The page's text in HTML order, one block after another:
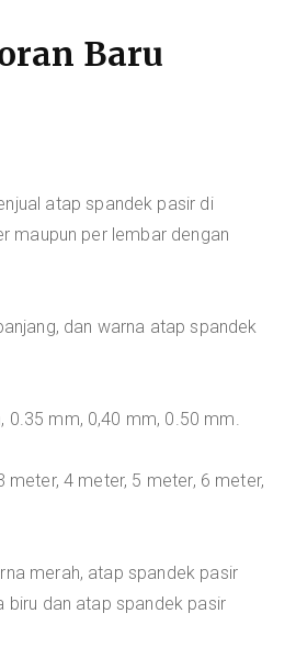
Baru
atap spandek pasir di
maupun per lembar dengan
dan warna atap spandek
0.35 mm, 0,40 mm, 0.50 mm.
4 meter, 5 meter, 6 meter,
merah, atap spandek pasir
biru dan atap spandek pasir